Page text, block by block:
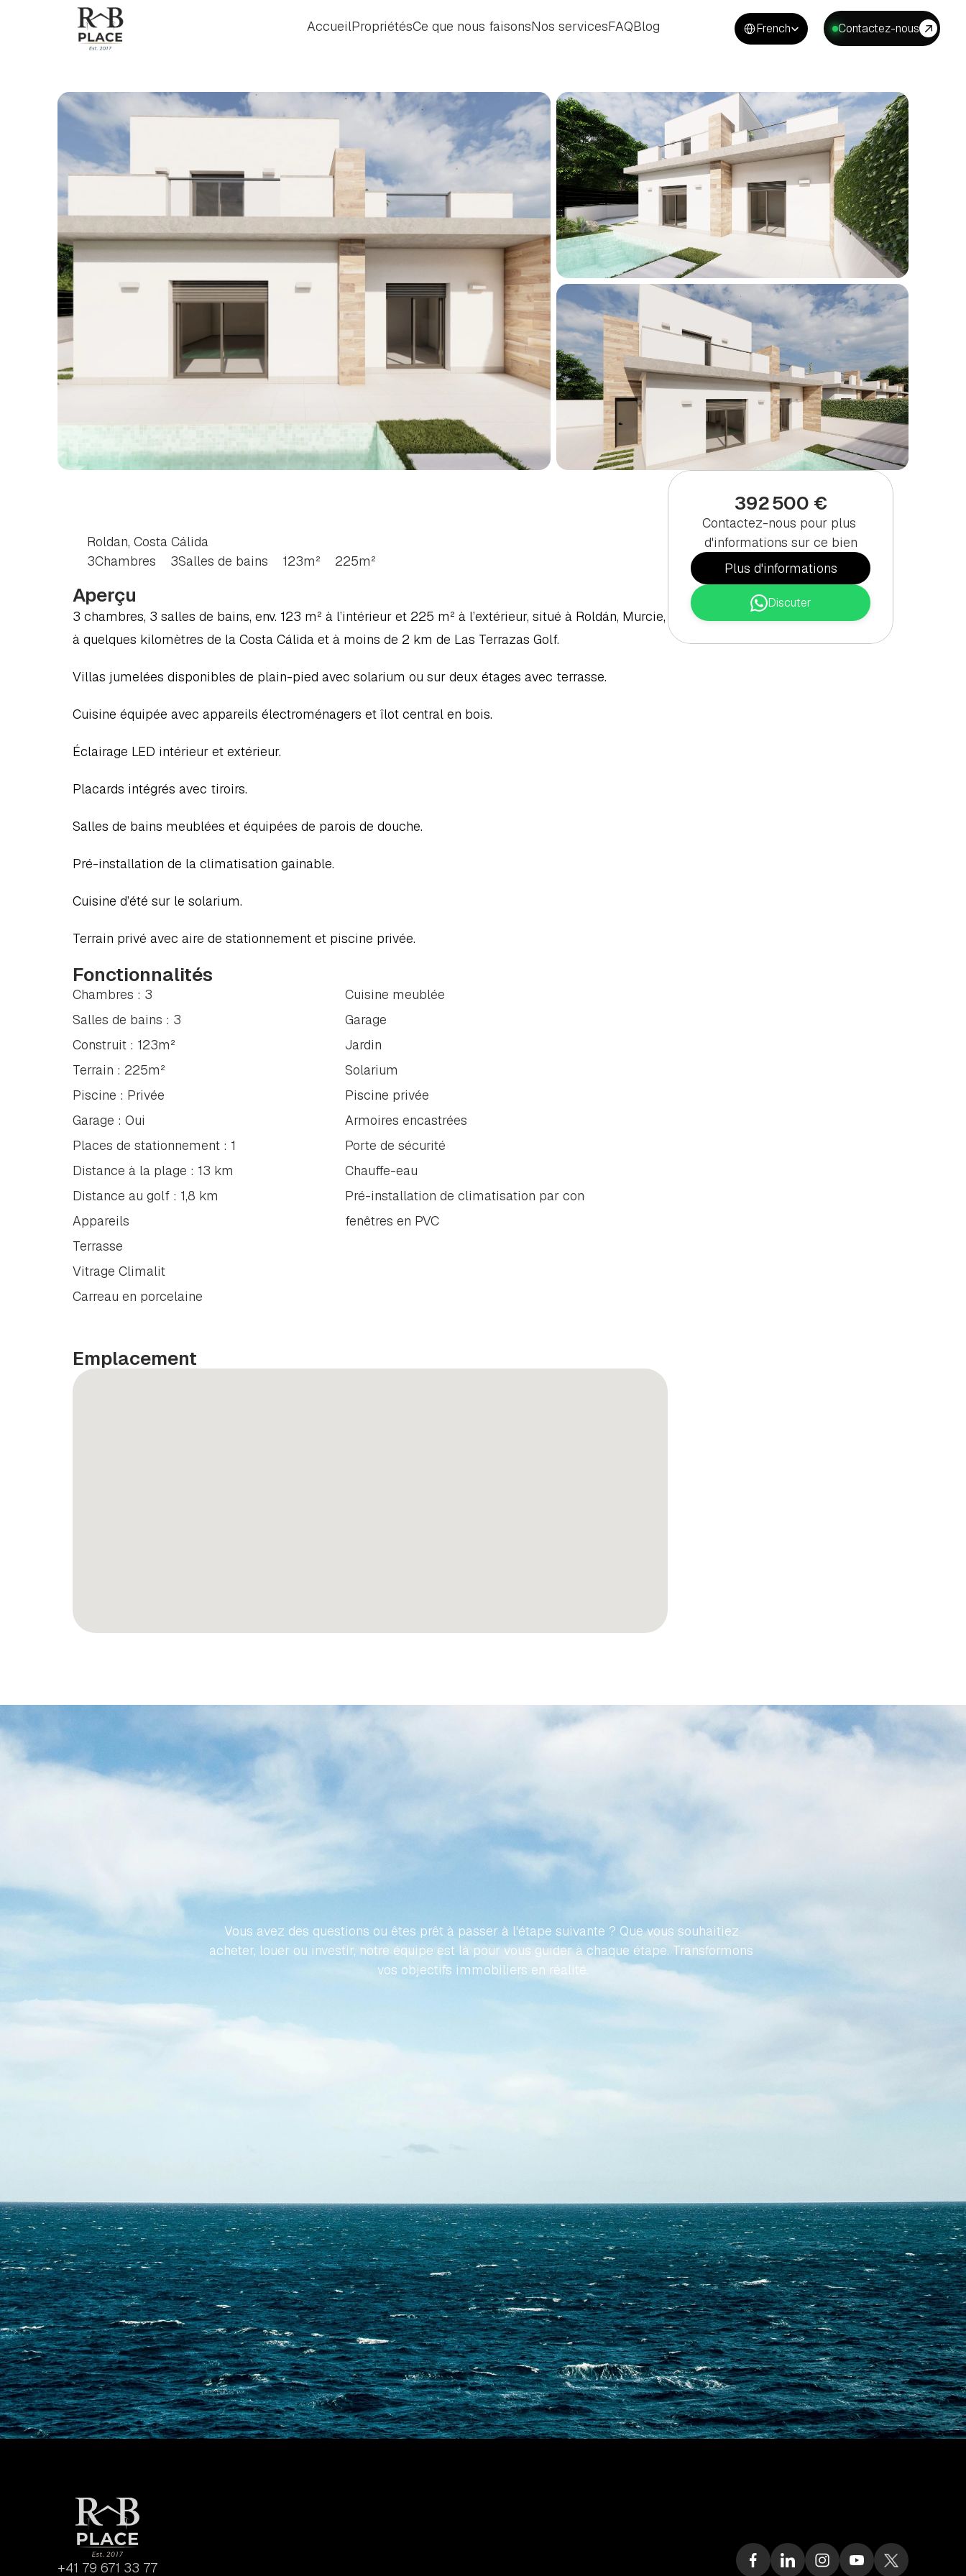
Select Language
French Contactez-nous
AccueilPropriétésCe que nous faisonsNos servicesFAQBlog
Roldan, Costa Cálida
3Chambres 3Salles de bains 123m² 225m²
Aperçu
3 chambres, 3 salles de bains, env. 123 m² à l’intérieur et 225 m² à l’extérieur, situé à Roldán, Murcie,
à quelques kilomètres de la Costa Cálida et à moins de 2 km de Las Terrazas Golf.
Villas jumelées disponibles de plain-pied avec solarium ou sur deux étages avec terrasse.
Cuisine équipée avec appareils électroménagers et îlot central en bois.
Éclairage LED intérieur et extérieur.
Placards intégrés avec tiroirs.
Salles de bains meublées et équipées de parois de douche.
Pré-installation de la climatisation gainable.
Cuisine d’été sur le solarium.
Terrain privé avec aire de stationnement et piscine privée.
Fonctionnalités
Chambres : 3
Salles de bains : 3
Construit : 123m²
Terrain : 225m²
Piscine : Privée
Garage : Oui
Places de stationnement : 1
Distance à la plage : 13 km
Distance au golf : 1,8 km
Appareils
Terrasse
Vitrage Climalit
Carreau en porcelaine
Cuisine meublée
Garage
Jardin
Solarium
Piscine privée
Armoires encastrées
Porte de sécurité
Chauffe-eau
Pré-installation de climatisation par conduits
fenêtres en PVC
Emplacement
392 500 €
Contactez-nous pour plus
d'informations sur ce bien
Plus d'informations
Discuter
RENDONS VOYAGE VERS
PROPRIÉTÉ
SANS EFFORT
Vous avez des questions ou êtes prêt à passer à l'étape suivante ? Que vous souhaitiez
acheter, louer ou investir, notre équipe est là pour vous guider à chaque étape. Transformons
vos objectifs immobiliers en réalité.
+41 79 671 33 77